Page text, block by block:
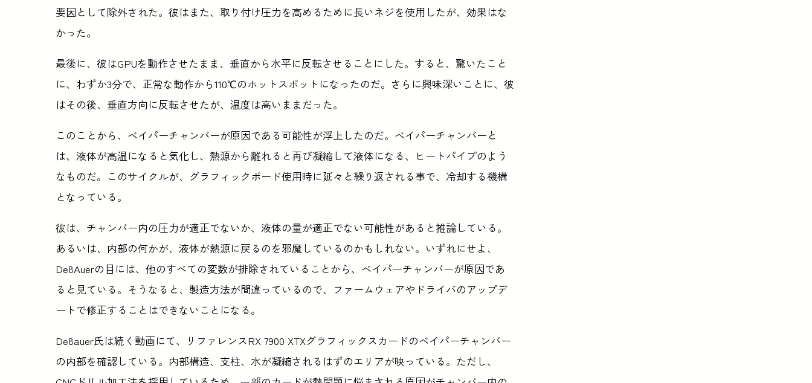
要因として除外された。彼はまた、取り付け圧力を高めるために長いネジを使用したが、効果はな
かった。
最後に、彼はGPUを動作させたまま、垂直から水平に反転させることにした。すると、驚いたこと
に、わずか3分で、正常な動作から110℃のホットスポットになったのだ。さらに興味深いことに、彼
はその後、垂直方向に反転させたが、温度は高いままだった。
このことから、ベイパーチャンバーが原因である可能性が浮上したのだ。ベイパーチャンバーと
は、液体が高温になると気化し、熱源から離れると再び凝縮して液体になる、ヒートパイプのよう
なものだ。このサイクルが、グラフィックボード使用時に延々と繰り返される事で、冷却する機構
となっている。
彼は、チャンバー内の圧力が適正でないか、液体の量が適正でない可能性があると推論している。
あるいは、内部の何かが、液体が熱源に戻るのを邪魔しているのかもしれない。いずれにせよ、
De8Auerの目には、他のすべての変数が排除されていることから、ベイパーチャンバーが原因であ
ると見ている。そうなると、製造方法が間違っているので、ファームウェアやドライバのアップデ
ートで修正することはできないことになる。
De8auer氏は続く動画にて、リファレンスRX 7900 XTXグラフィックスカードのベイパーチャンバー
の内部を確認している。内部構造、支柱、水が凝縮されるはずのエリアが映っている。ただし、